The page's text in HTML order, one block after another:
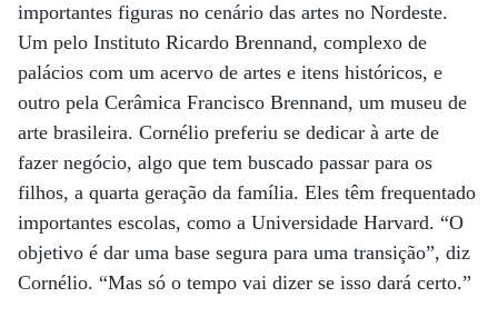
importantes figuras no cenário das artes no Nordeste.
Um pelo Instituto Ricardo Brennand, complexo de
palácios com um acervo de artes e itens históricos, e
outro pela Cerâmica Francisco Brennand, um museu de
arte brasileira. Cornélio preferiu se dedicar à arte de
fazer negócio, algo que tem buscado passar para os
filhos, a quarta geração da família. Eles têm frequentado
importantes escolas, como a Universidade Harvard. “O
objetivo é dar uma base segura para uma transição”, diz
Cornélio. “Mas só o tempo vai dizer se isso dará certo.”